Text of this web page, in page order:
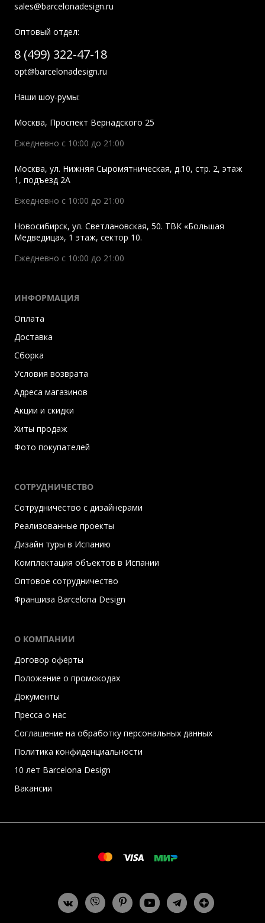
sales@barcelonadesign.ru
Оптовый отдел:
8 (499) 322-47-18
opt@barcelonadesign.ru
Наши шоу-румы:
Москва, Проспект Вернадского 25
Ежедневно с 10:00 до 21:00
Москва, ул. Нижняя Сыромятническая, д.10, стр. 2, этаж
1, подъезд 2A
Ежедневно с 10:00 до 21:00
Новосибирск, ул. Светлановская, 50. ТВК «Большая
Медведица», 1 этаж, сектор 10.
Ежедневно с 10:00 до 21:00
ИНФОРМАЦИЯ
Оплата
Доставка
Сборка
Условия возврата
Адреса магазинов
Акции и скидки
Хиты продаж
Фото покупателей
СОТРУДНИЧЕСТВО
Сотрудничество с дизайнерами
Реализованные проекты
Дизайн туры в Испанию
Комплектация объектов в Испании
Оптовое сотрудничество
Франшиза Barcelona Design
О КОМПАНИИ
Договор оферты
Положение о промокодах
Документы
Пресса о нас
Соглашение на обработку персональных данных
Политика конфиденциальности
10 лет Barcelona Design
Вакансии